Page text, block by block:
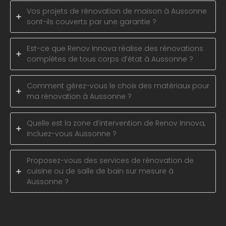
Vos projets de rénovation de maison à Aussonne
sont-ils couverts par une garantie ?
Est-ce que Renov Innova réalise des rénovations
complètes de tous corps d’état à Aussonne ?
Comment gérez-vous le choix des matériaux pour
ma rénovation à Aussonne ?
Quelle est la zone d’intervention de Renov Innova,
incluez-vous Aussonne ?
Proposez-vous des services de rénovation de
cuisine ou de salle de bain sur mesure à
Aussonne ?